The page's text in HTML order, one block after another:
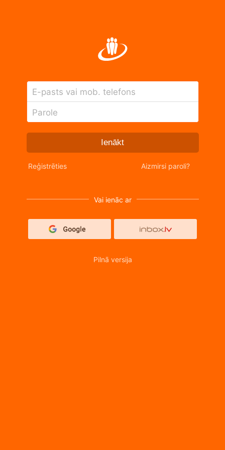
E-pasts vai mob. telefons
Parole
Ienākt
Reģistrēties Aizmirsi paroli?
Vai ienāc ar
Pilnā versija